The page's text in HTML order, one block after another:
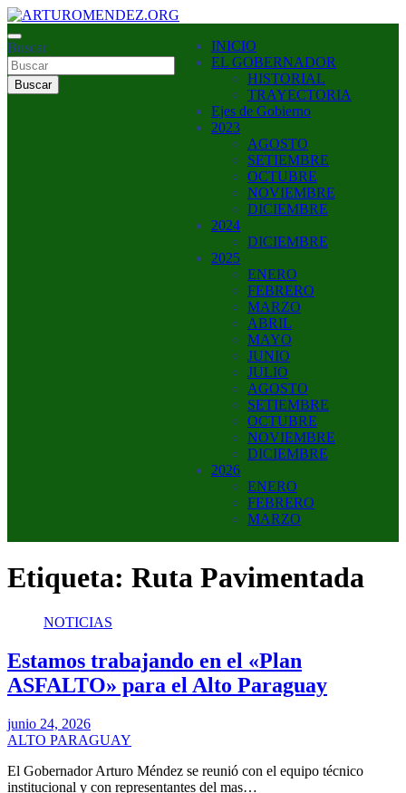
Saltar
al
contenido
ARTUROMENDEZ.ORG
ARTURO MENDEZ GOBERNADOR 2023
Buscar
Buscar
INICIO
EL GOBERNADOR
HISTORIAL
TRAYECTORIA
Ejes de Gobierno
2023
AGOSTO
SETIEMBRE
OCTUBRE
NOVIEMBRE
DICIEMBRE
2024
DICIEMBRE
2025
ENERO
FEBRERO
MARZO
ABRIL
MAYO
JUNIO
JULIO
AGOSTO
SETIEMBRE
OCTUBRE
NOVIEMBRE
DICIEMBRE
2026
ENERO
FEBRERO
MARZO
Etiqueta: Ruta Pavimentada
NOTICIAS
Estamos trabajando en el «Plan
ASFALTO» para el Alto Paraguay
junio 24, 2026
ALTO PARAGUAY
El Gobernador Arturo Méndez se reunió con el equipo técnico
institucional y con representantes del mas…